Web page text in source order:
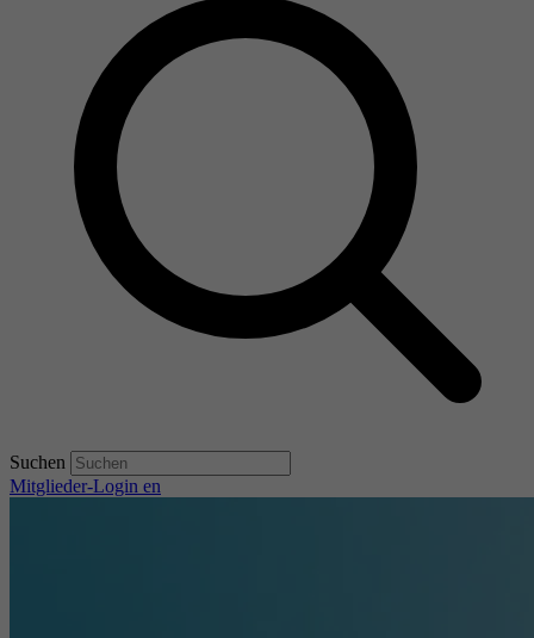
Suchen
Mitglieder-Login en